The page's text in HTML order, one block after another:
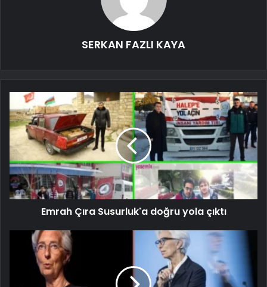
SERKAN FAZLI KAYA
Emrah Çıra Susurluk'a doğru yola çıktı